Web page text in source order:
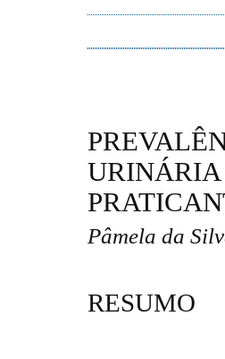
Pâmela da
RESUMO